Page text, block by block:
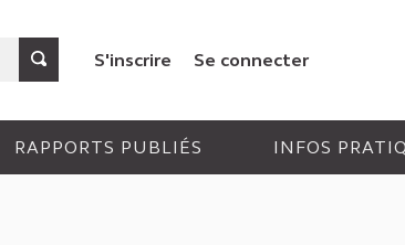
S'inscrire Se connecter
RAPPORTS PUBLIÉS INFOS